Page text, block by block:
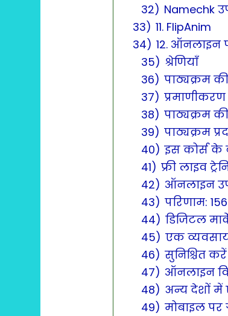
32) Namechk
33) 11. FlipAnim
34) 12. ऑनलाइन
35) श्रेणियाँ
36) पाठ्यक्रम
37) प्रमाणीकरण
38) पाठ्यक्रम
39) पाठ्यक्रम
40) इस कोर्स के
41) फ्री लाइव
42) ऑनलाइन
43) परिणाम:
44) डिजिटल
45) एक
46) सुनिश्चित
47) ऑनलाइन
48) अन्य देशों में
49) मोबाइल पर